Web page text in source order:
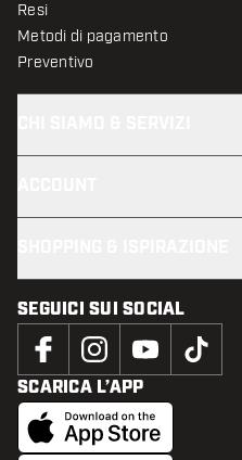
Resi
Metodi di pagamento
Preventivo
SEGUICI SUI SOCIAL
SCARICA L’APP